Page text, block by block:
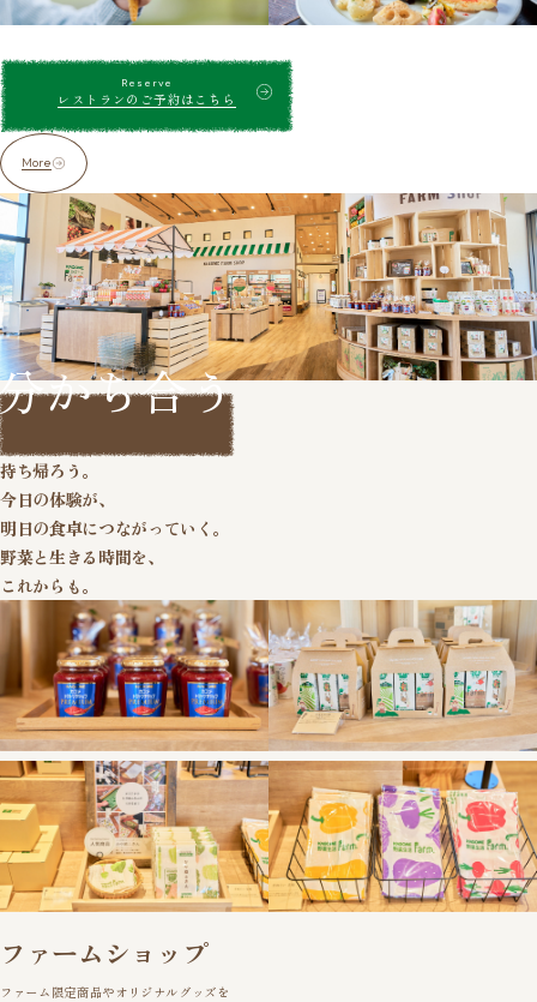
Reserve
レストランのご予約はこちら
More
かち合う
このおいしさを、
持ち帰ろう。
今日の体験が、
明日の食卓につながっていく。
野菜と生きる時間を、
これからも。
ファームショップ
ファーム限定商品やオリジナルグッズを